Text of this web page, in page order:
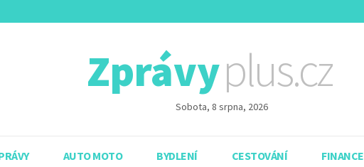
Zprávyplus.cz
Sobota, 8 srpna, 2026
AUTO MOTO BYDLENÍ CESTOVÁNÍ FINANCE